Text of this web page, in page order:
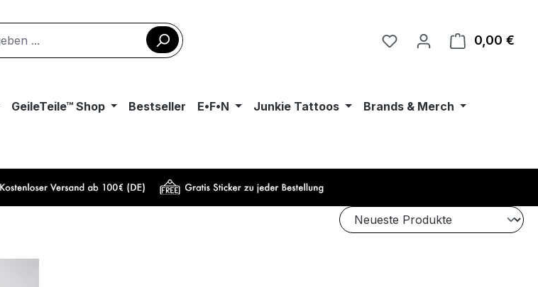
0,00 €
GeileTeile™ Shop Bestseller E•F•N Junkie Tattoos Brands & Merch